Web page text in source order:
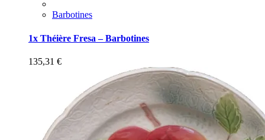
Barbotines
1x Théière Fresa – Barbotines
135,31 €